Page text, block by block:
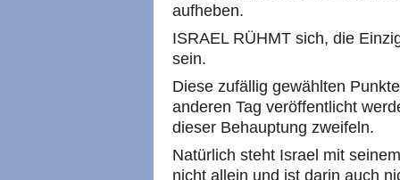
aufheben.
ISRAEL RÜHMT sich, die
sein.
Diese zufällig gewählten
anderen Tag veröffentlicht
dieser Behauptung zweifeln.
Natürlich steht Israel mit
nicht allein und ist darin auch